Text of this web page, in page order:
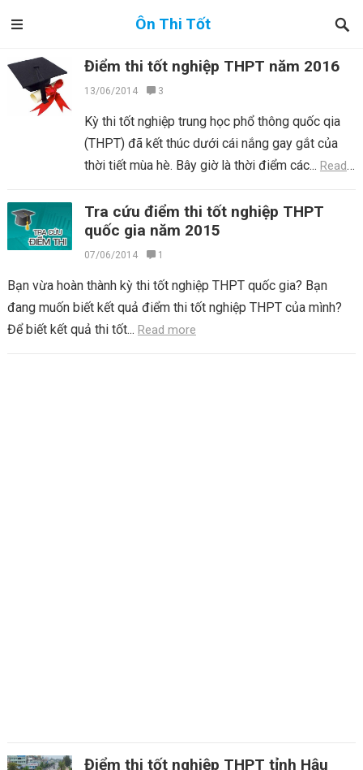
Ôn Thi Tốt
Điểm thi tốt nghiệp THPT năm 2016
13/06/2014 3
Kỳ thi tốt nghiệp trung học phổ thông quốc qia
(THPT) đã kết thúc dưới cái nắng gay gắt của
thời tiết mùa hè. Bây giờ là thời điểm các... Read
Tra cứu điểm thi tốt nghiệp THPT
quốc gia năm 2015
07/06/2014 1
Bạn vừa hoàn thành kỳ thi tốt nghiệp THPT quốc gia? Bạn
đang muốn biết kết quả điểm thi tốt nghiệp THPT của mình?
Để biết kết quả thi tốt... Read more
Điểm thi tốt nghiệp THPT tỉnh Hậu